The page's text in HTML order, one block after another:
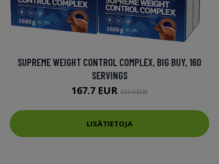
SUPREME WEIGHT CONTROL COMPLEX, BIG BUY, 160
SERVINGS
167.7 EUR 223.6 EUR
LISÄTIETOJA